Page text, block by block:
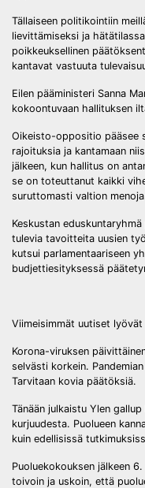
Tällaiseen politikointiin
lievittämiseksi ja
poikkeuksellinen
kantavat vastuuta
Eilen pääministeri Sanna
kokoontuvaan hallituksen
Oikeisto-oppositio pääsee
rajoituksia ja kantamaan
jälkeen, kun hallitus on
se on toteuttanut kaikki
suruttomasti valtion
Keskustan
tulevia tavoitteita uusien
kutsui parlamentaariseen
budjettiesityksessä
x
Viimeisimmät uutiset lyövät
Korona-viruksen
selvästi korkein.
Tarvitaan kovia päätöksiä.
Tänään julkaistu Ylen
kurjuudesta. Puolueen
kuin edellisissä
Puoluekokouksen jälkeen
toivoin ja uskoin, että